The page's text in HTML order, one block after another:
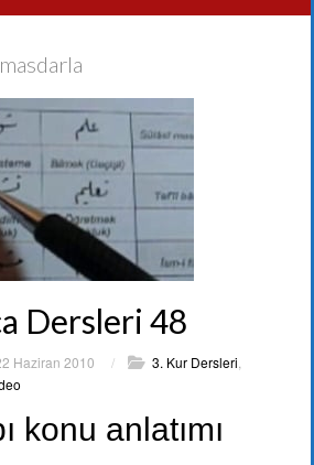
Dersleri 48
Haziran 2010 / 3. Kur Dersleri
konu anlatımı